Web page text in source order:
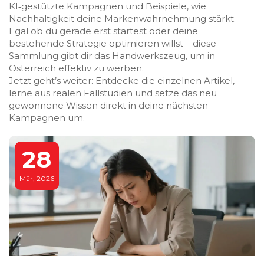
KI‑gestützte Kampagnen und Beispiele, wie
Nachhaltigkeit deine Markenwahrnehmung stärkt.
Egal ob du gerade erst startest oder deine
bestehende Strategie optimieren willst – diese
Sammlung gibt dir das Handwerkszeug, um in
Österreich effektiv zu werben.
Jetzt geht’s weiter: Entdecke die einzelnen Artikel,
lerne aus realen Fallstudien und setze das neu
gewonnene Wissen direkt in deine nächsten
Kampagnen um.
28
Mär, 2026